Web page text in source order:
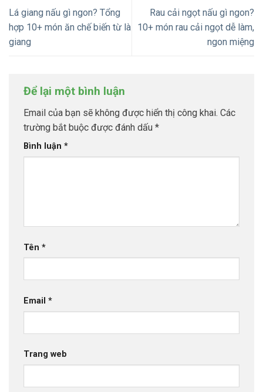
Lá giang nấu gì ngon? Tổng
hợp 10+ món ăn chế biến từ là
giang
Rau cải ngọt nấu gì ngon?
10+ món rau cải ngọt dễ làm,
ngon miệng
Để lại một bình luận
Email của bạn sẽ không được hiển thị công khai. Các
trường bắt buộc được đánh dấu *
Bình luận *
Tên *
Email *
Trang web